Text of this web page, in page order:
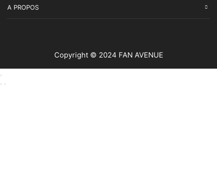
A PROPOS
Copyright © 2024 FAN AVENUE